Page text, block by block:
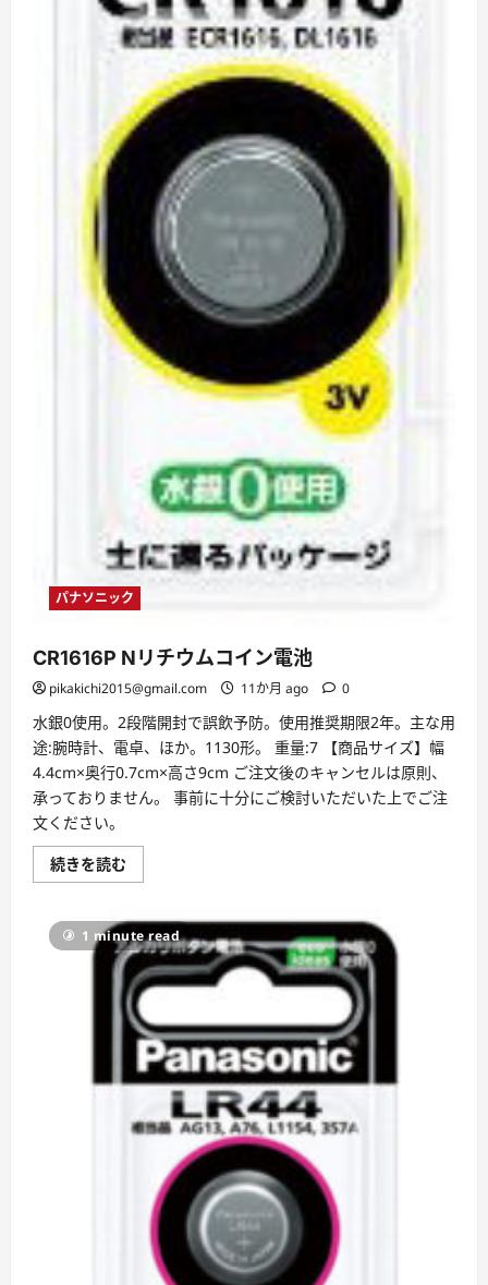
パナソニック
CR1616P Nリチウムコイン電池
pikakichi2015@gmail.com 11か月 ago 0
水銀0使用。2段階開封で誤飲予防。使用推奨期限2年。主な用
途:腕時計、電卓、ほか。1130形。 重量:7 【商品サイズ】幅
4.4cm×奥行0.7cm×高さ9cm ご注文後のキャンセルは原則、
承っておりません。 事前に十分にご検討いただいた上でご注
文ください。
続きを読む
N
ウ
ム
コ
イ
ン
電
池
に
つ
て
詳
く
読
1 minute read